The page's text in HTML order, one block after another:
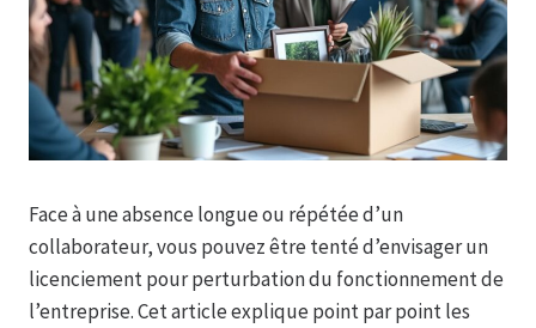
Face à une absence longue ou répétée d’un
collaborateur, vous pouvez être tenté d’envisager un
licenciement pour perturbation du fonctionnement de
l’entreprise. Cet article explique point par point les